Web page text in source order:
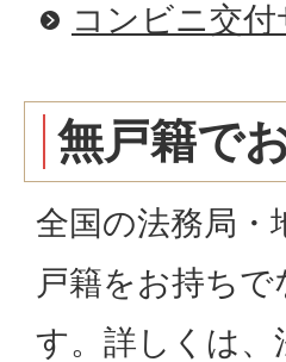
コンビニ交付
無戸籍で
全国の法務局・
戸籍をお持ち
す。詳しくは